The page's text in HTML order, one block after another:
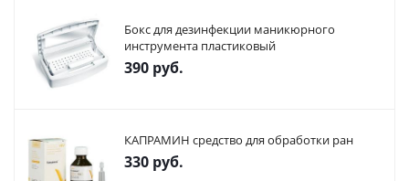
Бокс для дезинфекции маникюрного
инструмента пластиковый
390 руб.
КАПРАМИН средство для обработки ран
330 руб.